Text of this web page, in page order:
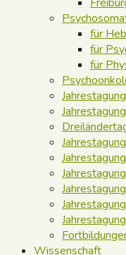
für
für
für
Wissenschaft